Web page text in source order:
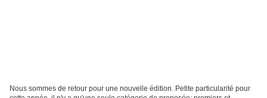
Nous sommes de retour pour une nouvelle édition. Petite particularité pour